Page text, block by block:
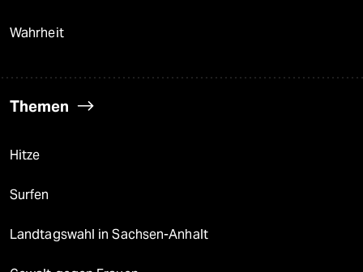
Wahrheit
Themen
Hitze
Surfen
Landtagswahl in Sachsen-Anhalt